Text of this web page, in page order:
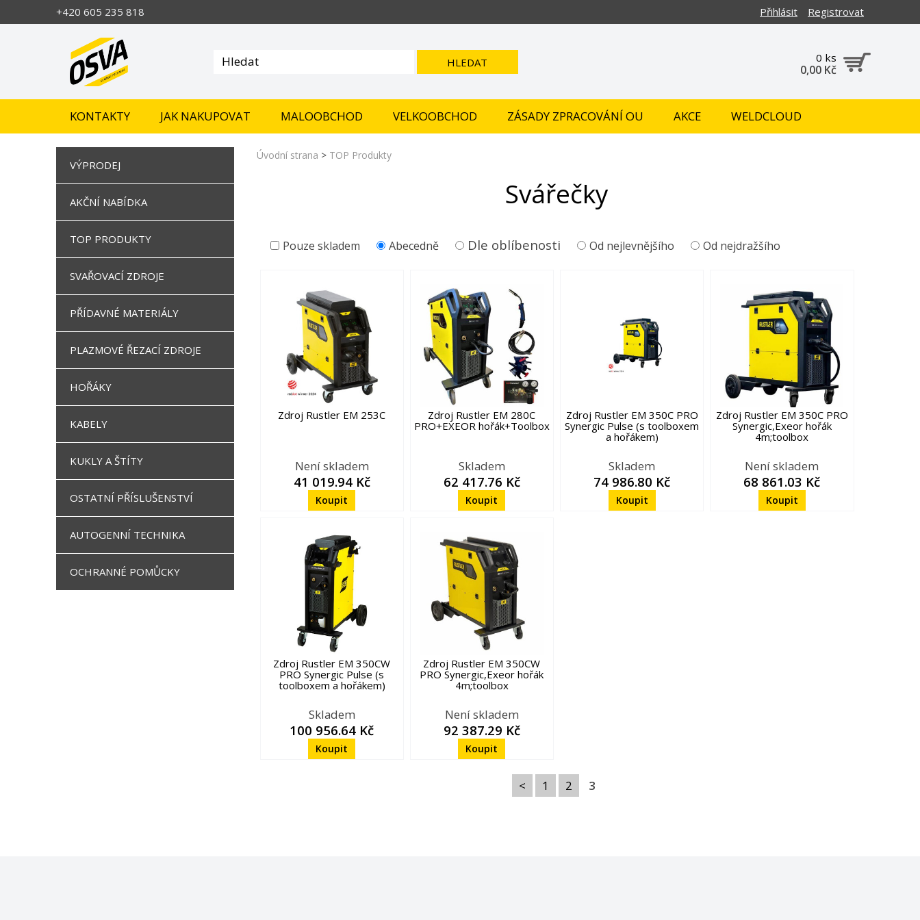
+420 605 235 818 Registrovat
Přihlásit
0 ks
0,00 Kč
HLEDAT
KONTAKTY JAK NAKUPOVAT MALOOBCHOD VELKOOBCHOD ZÁSADY ZPRACOVÁNÍ OU AKCE WELDCLOUD
VÝPRODEJ
AKČNÍ NABÍDKA
TOP PRODUKTY
SVAŘOVACÍ ZDROJE
PŘÍDAVNÉ MATERIÁLY
PLAZMOVÉ ŘEZACÍ ZDROJE
HOŘÁKY
KABELY
KUKLY A ŠTÍTY
OSTATNÍ PŘÍSLUŠENSTVÍ
AUTOGENNÍ TECHNIKA
OCHRANNÉ POMŮCKY
Úvodní strana > TOP Produkty
Svářečky
Pouze skladem Abecedně Dle oblíbenosti Od nejlevnějšího Od nejdražšího
Zdroj Rustler EM 253C
Není skladem
41 019.94 Kč
Zdroj Rustler EM 280C
PRO+EXEOR hořák+Toolbox
Skladem
62 417.76 Kč
Zdroj Rustler EM 350C PRO
Synergic Pulse (s toolboxem
a hořákem)
Skladem
74 986.80 Kč
Zdroj Rustler EM 350C PRO
Synergic,Exeor hořák
4m;toolbox
Není skladem
68 861.03 Kč
Zdroj Rustler EM 350CW
PRO Synergic Pulse (s
toolboxem a hořákem)
Skladem
100 956.64 Kč
Zdroj Rustler EM 350CW
PRO Synergic,Exeor hořák
4m;toolbox
Není skladem
92 387.29 Kč
< 1 2 3